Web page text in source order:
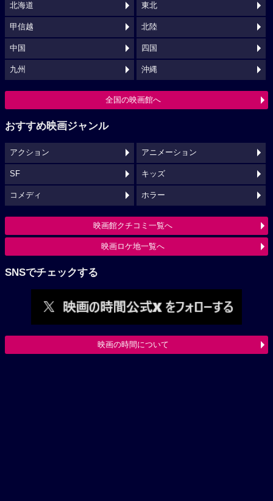
北海道 東北
甲信越 北陸
中国 四国
九州 沖縄
全国の映画館へ
おすすめ映画ジャンル
アクション アニメーション
SF キッズ
コメディ ホラー
映画館クチコミ一覧へ
映画ロケ地一覧へ
SNSでチェックする
映画の時間について